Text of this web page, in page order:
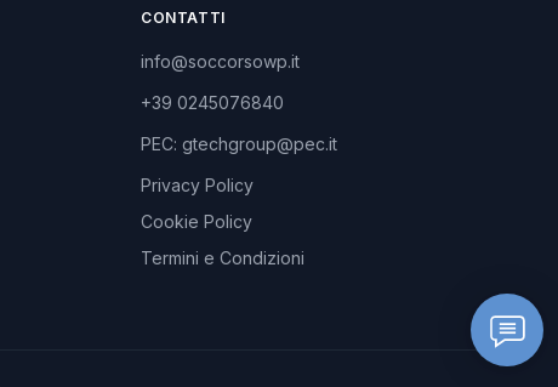
CONTATTI
info@soccorsowp.it
+39 0245076840
PEC: gtechgroup@pec.it
Privacy Policy
Cookie Policy
Termini e Condizioni